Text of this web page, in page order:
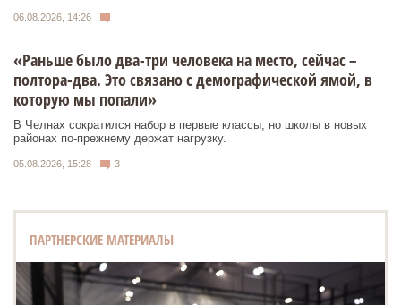
06.08.2026, 14:26
«Раньше было два-три человека на место, сейчас –
полтора-два. Это связано с демографической ямой, в
которую мы попали»
В Челнах сократился набор в первые классы, но школы в новых
районах по-прежнему держат нагрузку.
05.08.2026, 15:28 3
ПАРТНЕРСКИЕ МАТЕРИАЛЫ